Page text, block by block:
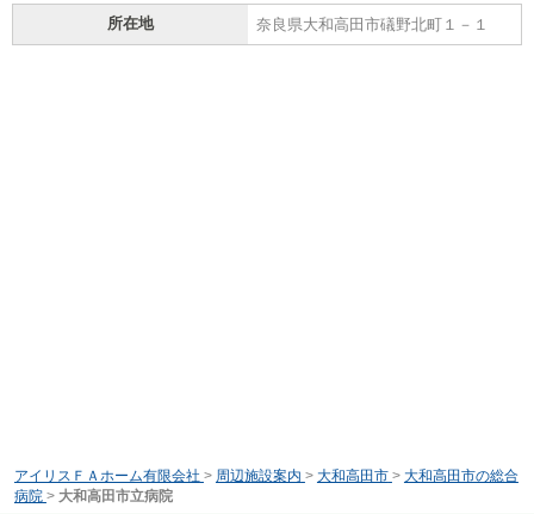
所在地 奈良県大和高田市礒野北町１－１
アイリスＦＡホーム有限会社 > 周辺施設案内 > 大和高田市 > 大和高田市の総合
病院 > 大和高田市立病院